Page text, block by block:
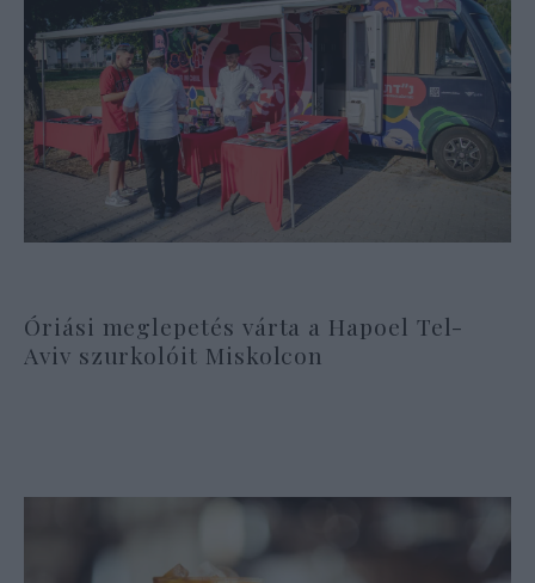
Óriási meglepetés várta a Hapoel Tel-
Aviv szurkolóit Miskolcon